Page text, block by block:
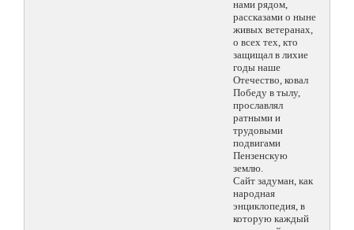
нами рядом,
рассказами о ныне
живых ветеранах,
о всех тех, кто
защищал в лихие
годы наше
Отечество, ковал
Победу в тылу,
прославлял
ратными и
трудовыми
подвигами
Пензенскую
землю.
Сайт задуман, как
народная
энциклопедия, в
которую каждый